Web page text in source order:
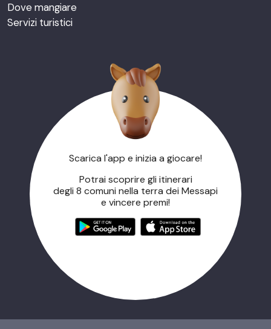
Dove mangiare
Servizi turistici
Scarica l'app e inizia a giocare!
Potrai scoprire gli itinerari
degli 8 comuni nella terra dei Messapi
e vincere premi!